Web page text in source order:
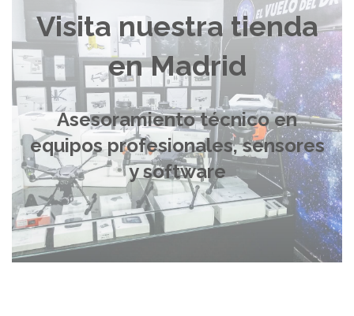
Visita nuestra tienda
en Madrid
Asesoramiento técnico en
equipos profesionales, sensores
y software